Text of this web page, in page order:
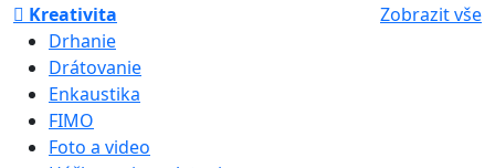
Kreativita
Zobrazit vše
Drhanie
Drátovanie
Enkaustika
FIMO
Foto a video